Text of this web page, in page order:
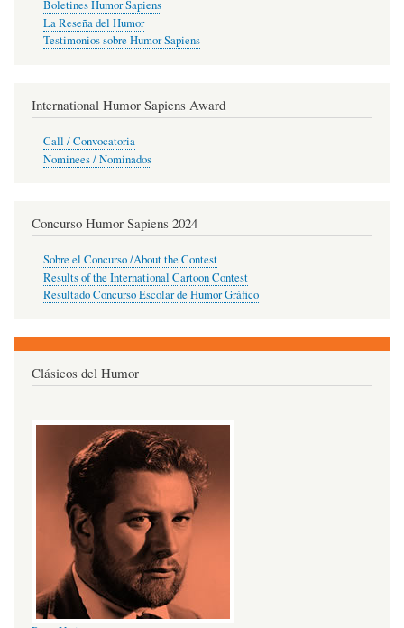
Boletines Humor Sapiens
La Reseña del Humor
Testimonios sobre Humor Sapiens
International Humor Sapiens Award
Call / Convocatoria
Nominees / Nominados
Concurso Humor Sapiens 2024
Sobre el Concurso /About the Contest
Results of the International Cartoon Contest
Resultado Concurso Escolar de Humor Gráfico
Clásicos del Humor